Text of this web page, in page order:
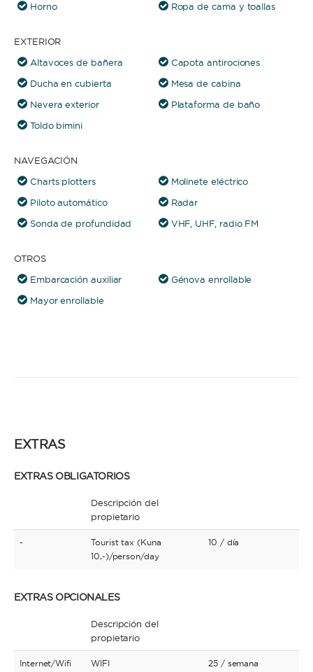
Horno Ropa de cama y toallas
EXTERIOR
Altavoces de bañera
Capota antirociones
Ducha en cubierta
Mesa de cabina
Nevera exterior
Plataforma de baño
Toldo bimini
NAVEGACIÓN
Charts plotters
Molinete eléctrico
Piloto automático
Radar
Sonda de profundidad
VHF, UHF, radio FM
OTROS
Embarcación auxiliar
Génova enrollable
Mayor enrollable
EXTRAS
EXTRAS OBLIGATORIOS
Descripción del
propietario
-
Tourist tax (Kuna
10,-)/person/day
10 / día
EXTRAS OPCIONALES
Descripción del
propietario
Internet/Wifi WIFI 25 / semana